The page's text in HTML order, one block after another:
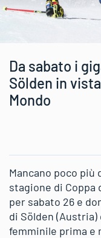
Da sabato i
Sölden in
Mondo
Mancano poco più
stagione di Coppa
per sabato 26 e
di Sölden
femminile prima e